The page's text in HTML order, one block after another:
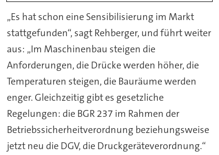
„Es hat schon eine Sensibilisierung im Markt
stattgefunden“, sagt Rehberger, und führt weiter
aus: „Im Maschinenbau steigen die
Anforderungen, die Drücke werden höher, die
Temperaturen steigen, die Bauräume werden
enger. Gleichzeitig gibt es gesetzliche
Regelungen: die BGR 237 im Rahmen der
Betriebssicherheitverordnung beziehungsweise
jetzt neu die DGV, die Druckgeräteverordnung.“